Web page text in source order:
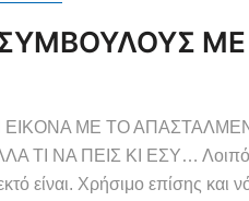
ΜΕ ΤΟ ΑΠΑΣΤΑΛΜΕΝΟ
ΤΙ ΝΑ ΠΕΙΣ ΚΙ ΕΣΥ… Λοιπόν.
είναι. Χρήσιμο επίσης και